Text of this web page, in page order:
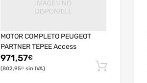
MOTOR COMPLETO PEUGEOT
PARTNER TEPEE Access
971,57€
802,95€